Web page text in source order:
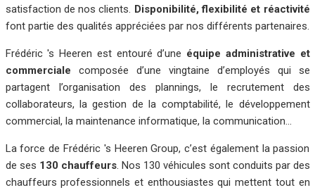
satisfaction de nos clients. Disponibilité, flexibilité et réactivité
font partie des qualités appréciées par nos différents partenaires.
Frédéric 's Heeren est entouré d’une équipe administrative et
commerciale composée d’une vingtaine d’employés qui se
partagent l’organisation des plannings, le recrutement des
collaborateurs, la gestion de la comptabilité, le développement
commercial, la maintenance informatique, la communication…
La force de Frédéric 's Heeren Group, c’est également la passion
de ses 130 chauffeurs. Nos 130 véhicules sont conduits par des
chauffeurs professionnels et enthousiastes qui mettent tout en